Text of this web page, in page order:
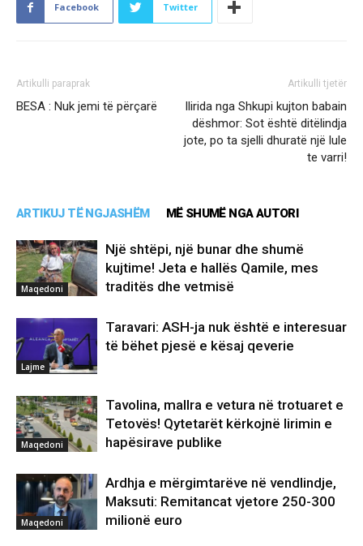
Facebook Twitter
Artikulli paraprak
BESA : Nuk jemi të përçarë
Artikulli tjetër
Ilirida nga Shkupi kujton babain
dëshmor: Sot është ditëlindja
jote, po ta sjelli dhuratë një lule
te varri!
ARTIKUJ TË NGJASHËM MË SHUMË NGA AUTORI
Maqedoni
Një shtëpi, një bunar dhe shumë
kujtime! Jeta e hallës Qamile, mes
traditës dhe vetmisë
Lajme
Taravari: ASH-ja nuk është e interesuar
të bëhet pjesë e kësaj qeverie
Maqedoni
Tavolina, mallra e vetura në trotuaret e
Tetovës! Qytetarët kërkojnë lirimin e
hapësirave publike
Maqedoni
Ardhja e mërgimtarëve në vendlindje,
Maksuti: Remitancat vjetore 250-300
milionë euro